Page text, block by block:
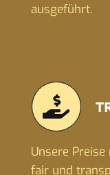
ausgeführt.
Unsere
fair und